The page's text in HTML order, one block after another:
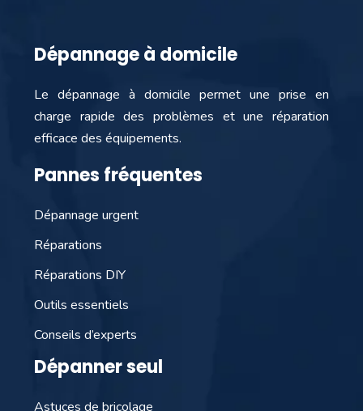
Dépannage à domicile
Le dépannage à domicile permet une prise en
charge rapide des problèmes et une réparation
efficace des équipements.
Pannes fréquentes
Dépannage urgent
Réparations
Réparations DIY
Outils essentiels
Conseils d’experts
Dépanner seul
Astuces de bricolage